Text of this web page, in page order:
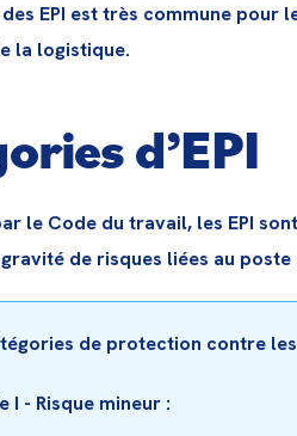
EPI est très commune pour
la logistique.
d’EPI
le Code du travail, les EPI
de risques liées au
de protection contre
I - Risque mineur :